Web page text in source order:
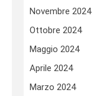
Novembre 2024
Ottobre 2024
Maggio 2024
Aprile 2024
Marzo 2024